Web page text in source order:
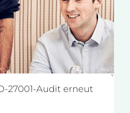
27001-Audit erneut